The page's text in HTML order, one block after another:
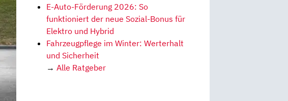
E-Auto-Förderung 2026: So
funktioniert der neue Sozial-Bonus für
Elektro und Hybrid
Fahrzeugpflege im Winter: Werterhalt
und Sicherheit
→ Alle Ratgeber